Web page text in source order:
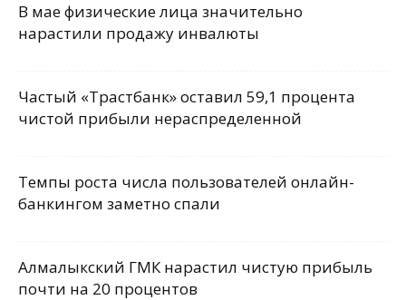
В мае физические лица значительно
нарастили продажу инвалюты
Частый «Трастбанк» оставил 59,1 процента
чистой прибыли нераспределенной
Темпы роста числа пользователей онлайн-
банкингом заметно спали
Алмалыкский ГМК нарастил чистую прибыль
почти на 20 процентов